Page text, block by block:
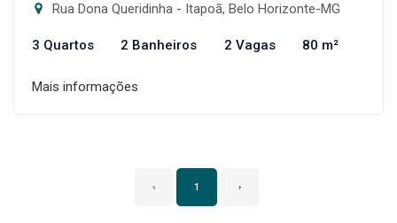
Rua Dona Queridinha - Itapoã, Belo Horizonte-MG
3 Quartos 2 Banheiros 2 Vagas 80 m²
Mais informações
‹ 1 ›